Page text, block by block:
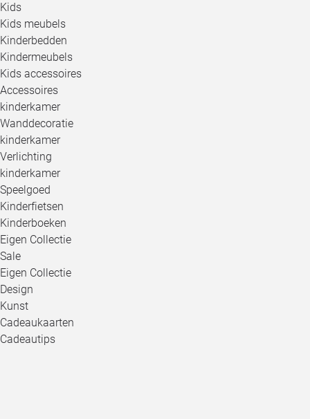
Kids
Kids meubels
Kinderbedden
Kindermeubels
Kids accessoires
Accessoires
kinderkamer
Wanddecoratie
kinderkamer
Verlichting
kinderkamer
Speelgoed
Kinderfietsen
Kinderboeken
Eigen Collectie
Sale
Eigen Collectie
Design
Kunst
Cadeaukaarten
Cadeautips